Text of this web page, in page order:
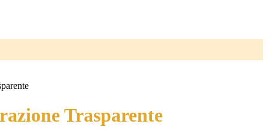
Trasparente